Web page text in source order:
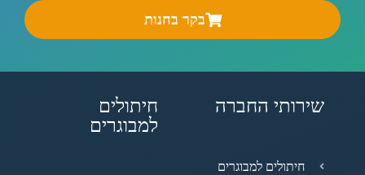
בקר בחנות
שירותי החברה
חיתולים למבוגרים
חיתולים
למבוגרים